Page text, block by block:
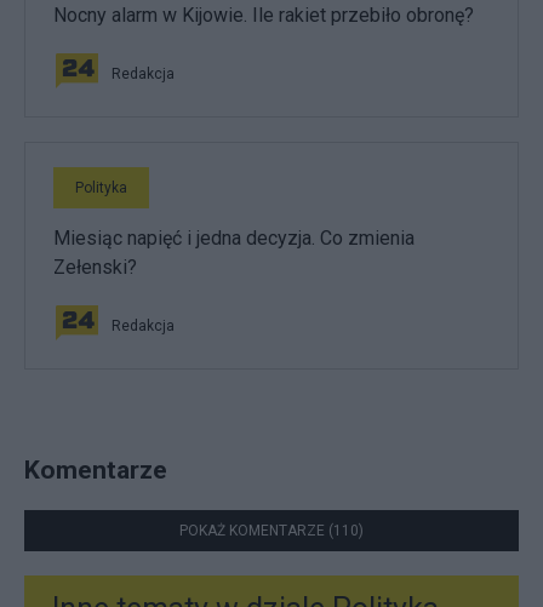
Nocny alarm w Kijowie. Ile rakiet przebiło obronę?
Redakcja
Polityka
Miesiąc napięć i jedna decyzja. Co zmienia
Zełenski?
Redakcja
Komentarze
POKAŻ KOMENTARZE (110)